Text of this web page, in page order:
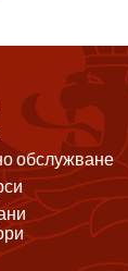
обслужване